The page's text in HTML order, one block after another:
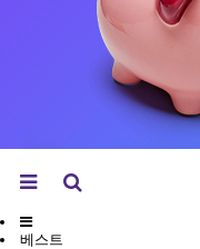
베스트